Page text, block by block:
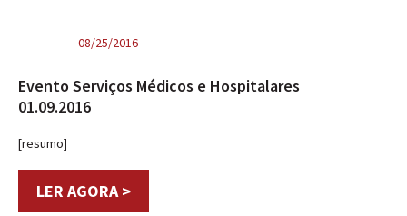
08/25/2016
Evento Serviços Médicos e Hospitalares
01.09.2016
[resumo]
LER AGORA >